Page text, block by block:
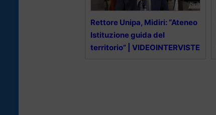
Rettore Unipa, Midiri: “Ateneo
Istituzione guida del
territorio” | VIDEOINTERVISTE